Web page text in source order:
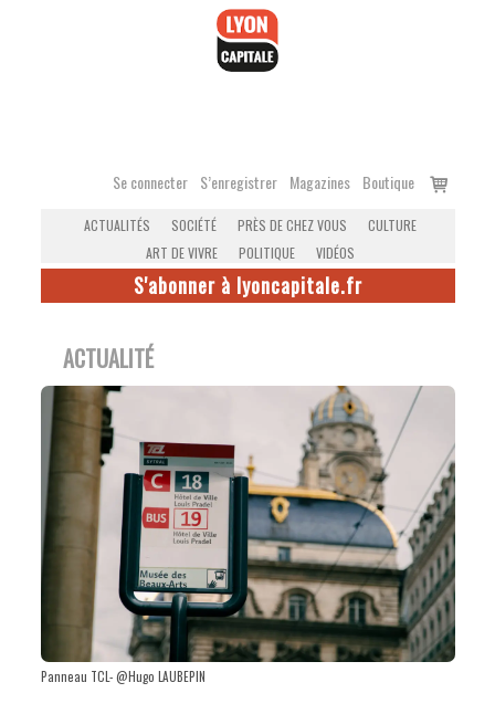
Se connecter S’enregistrer Magazines Boutique
Voir
ACTUALITÉS SOCIÉTÉ PRÈS DE CHEZ VOUS
CULTURE
ART DE VIVRE
POLITIQUE VIDÉOS
S'abonner à lyoncapitale.fr
ACTUALITÉ
Panneau TCL- @Hugo LAUBEPIN